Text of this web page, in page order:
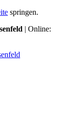
springen.
| Online: